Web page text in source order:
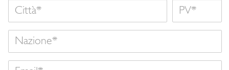
Città Nome
Nazione
Email